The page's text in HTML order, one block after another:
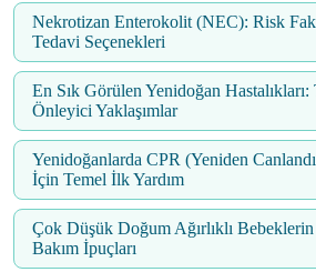
Nekrotizan Enterokolit (NEC): Risk
Tedavi Seçenekleri
En Sık Görülen Yenidoğan Hastalıkları:
Önleyici Yaklaşımlar
Yenidoğanlarda CPR (Yeniden
İçin Temel İlk Yardım
Çok Düşük Doğum Ağırlıklı
Bakım İpuçları